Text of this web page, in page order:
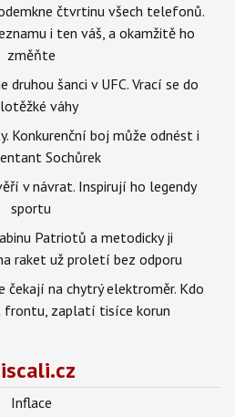
čtvrtinu všech telefonů.
i ten váš, a okamžitě ho
změňte
druhou šanci v UFC. Vrací se do
váhy
Konkurenční boj může odnést i
Sochůrek
v návrat. Inspirují ho legendy
sportu
Patriotů a metodicky ji
raket už proletí bez odporu
čekají na chytrý elektroměr. Kdo
frontu, zaplatí tisíce korun
Inflace